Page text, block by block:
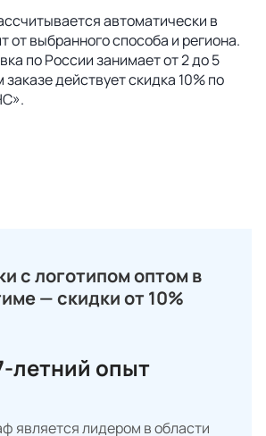
автоматически в
от выбранного способа и региона.
по России занимает от 2 до 5
действует скидка 10% по
с логотипом оптом в
— скидки от 10%
летний опыт
является лидером в области